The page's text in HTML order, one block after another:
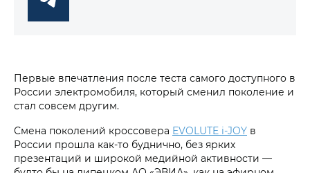
Первые впечатления после теста самого доступного в
России электромобиля, который сменил поколение и
стал совсем другим.
Смена поколений кроссовера EVOLUTE i‑JOY в
России прошла как-то буднично, без ярких
презентаций и широкой медийной активности —